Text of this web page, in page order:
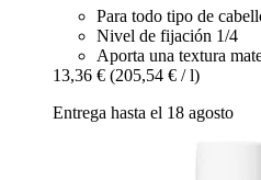
Para todo tipo de
Nivel de fijación 1/4
Aporta una textura
13,36 € (205,54 € / l)
Entrega hasta el 18 agosto